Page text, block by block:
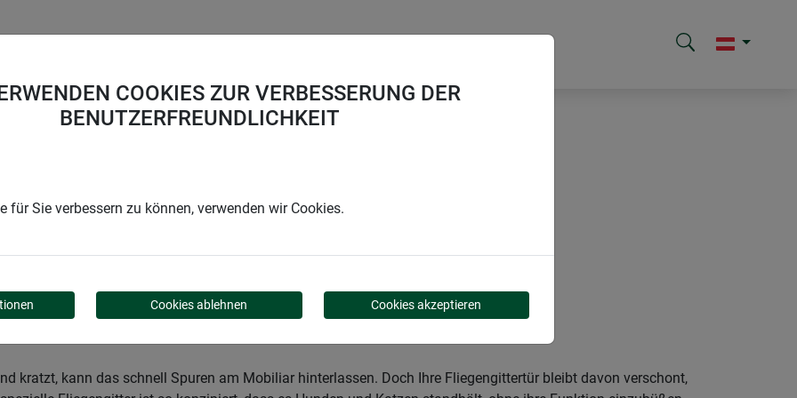
kratzt, kann das schnell Spuren am Mobiliar hinterlassen. Doch Ihre Fliegengittertür bleibt davon verschont,
COOKIES ZUR VERBESSERUNG DER
BENUTZERFREUNDLICHKEIT
für Sie verbessern zu können, verwenden wir Cookies.
Cookies ablehnen Cookies akzeptieren